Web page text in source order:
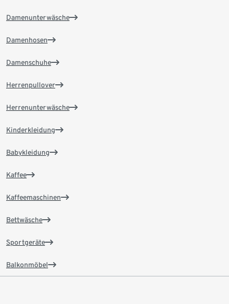
Damenunterwäsche
Damenhosen
Damenschuhe
Herrenpullover
Herrenunterwäsche
Kinderkleidung
Babykleidung
Kaffee
Kaffeemaschinen
Bettwäsche
Sportgeräte
Balkonmöbel